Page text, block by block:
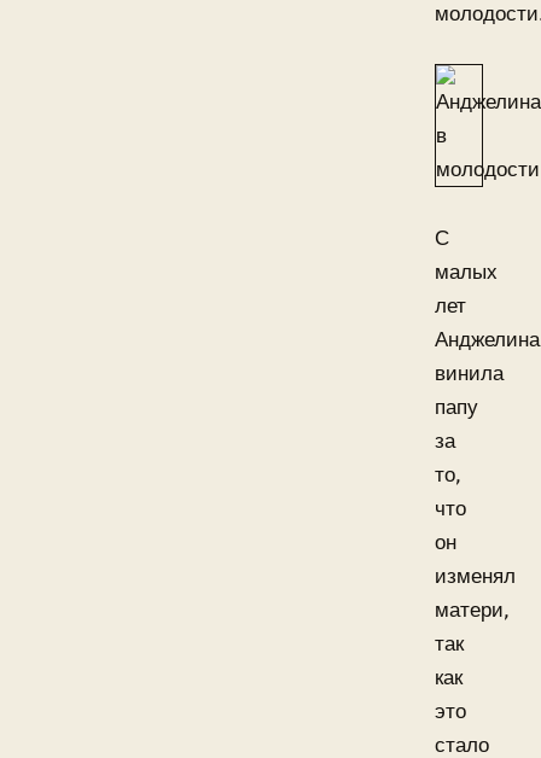
С
малых
лет
Анджелина
винила
папу
за
то,
что
он
изменял
матери,
так
как
это
стало